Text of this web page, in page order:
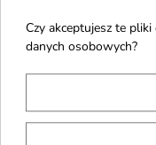
Obecnie brak na stanie
Czy akceptujesz te
danych osobowych?